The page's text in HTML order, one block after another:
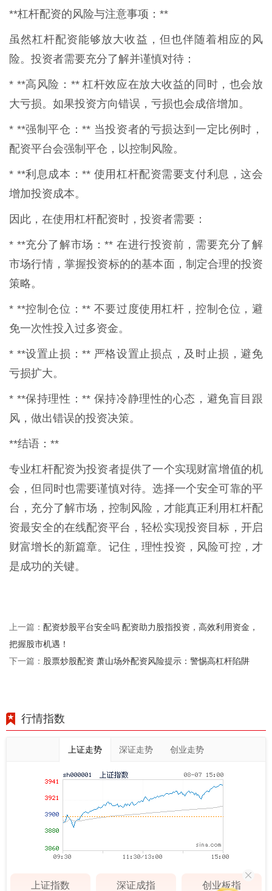
**杠杆配资的风险与注意事项：**
虽然杠杆配资能够放大收益，但也伴随着相应的风
险。投资者需要充分了解并谨慎对待：
* **高风险：** 杠杆效应在放大收益的同时，也会放
大亏损。如果投资方向错误，亏损也会成倍增加。
* **强制平仓：** 当投资者的亏损达到一定比例时，
配资平台会强制平仓，以控制风险。
* **利息成本：** 使用杠杆配资需要支付利息，这会
增加投资成本。
因此，在使用杠杆配资时，投资者需要：
* **充分了解市场：** 在进行投资前，需要充分了解
市场行情，掌握投资标的的基本面，制定合理的投资
策略。
* **控制仓位：** 不要过度使用杠杆，控制仓位，避
免一次性投入过多资金。
* **设置止损：** 严格设置止损点，及时止损，避免
亏损扩大。
* **保持理性：** 保持冷静理性的心态，避免盲目跟
风，做出错误的投资决策。
**结语：**
专业杠杆配资为投资者提供了一个实现财富增值的机
会，但同时也需要谨慎对待。选择一个安全可靠的平
台，充分了解市场，控制风险，才能真正利用杠杆配
资最安全的在线配资平台，轻松实现投资目标，开启
财富增长的新篇章。记住，理性投资，风险可控，才
是成功的关键。
上一篇： 配资炒股平台安全吗 配资助力股指投资，高效利用资金，
把握股市机遇！
下一篇： 股票炒股配资 萧山场外配资风险提示：警惕高杠杆陷阱
行情指数
上证走势 深证走势 创业走势
上证指数 深证成指 创业板指